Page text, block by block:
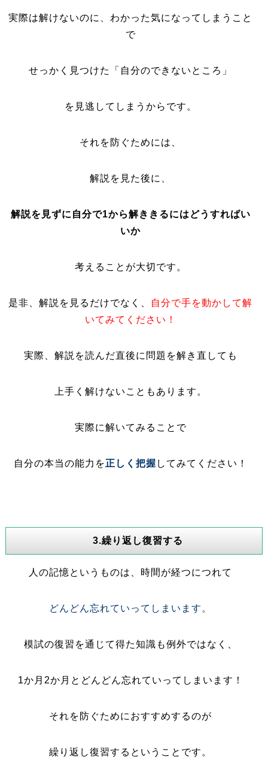
実際は解けないのに、わかった気になってしまうこと
で
せっかく見つけた「自分のできないところ」
を見逃してしまうからです。
それを防ぐためには、
解説を見た後に、
解説を見ずに 自分で1から解ききるにはどうすればい
いか
考えることが大切です。
是非、解説を見るだけでなく、 自分で手を動かして解
いてみてください！
実際、解説を読んだ直後に問題を解き直しても
上手く解けないこともあります。
実際に解いてみることで
自分の本当の能力を正しく把握 してみてください！
3.繰り返し復習する
人の記憶というものは、時間が経つにつれて
どんどん忘れていってしまいます。
模試の復習を通じて得た知識も例外ではなく、
1か月2か月とどんどん忘れていってしまいます！
それを防ぐためにおすすめするのが
繰り返し復習するということです。